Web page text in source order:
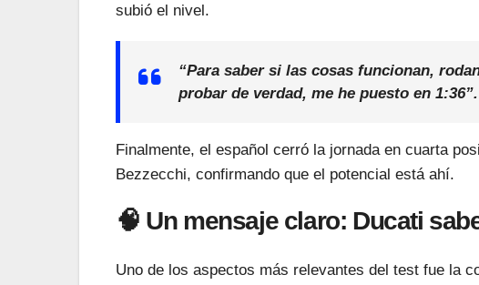
subió el nivel.
“Para saber si las cosas funcionan,
probar de verdad, me he puesto en 1:36”.
Finalmente, el español cerró la jornada en cuarta
Bezzecchi, confirmando que el potencial está ahí.
🧠 Un mensaje claro: Ducati
Uno de los aspectos más relevantes del test fue la